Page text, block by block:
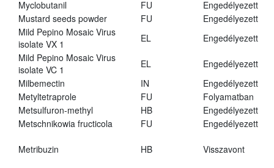
Myclobutanil FU
Engedélyezett
Mustard seeds powder
FU
Engedélyezett
Mild Pepino Mosaic Virus
isolate VX 1
EL
Engedélyezett
Mild Pepino Mosaic Virus
isolate VC 1
EL
Engedélyezett
Milbemectin
IN
Engedélyezett
Metyltetraprole
FU
Folyamatban
Metsulfuron-methyl
HB
Engedélyezett
Metschnikowia fructicola
FU Engedélyezett
Metribuzin HB Visszavont